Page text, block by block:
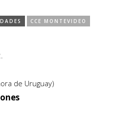
CCE MONTEVIDEO
de Uruguay)